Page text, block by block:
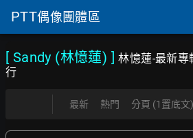
PTT偶像團體區
[ Sandy (林憶蓮) ]林憶蓮-最新
行
最新 熱門 分頁 (1置底文)